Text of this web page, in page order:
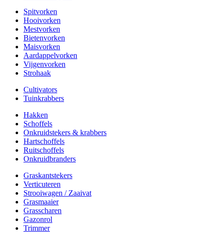
Spitvorken
Hooivorken
Mestvorken
Bietenvorken
Maisvorken
Aardappelvorken
Vijgenvorken
Strohaak
Cultivators
Tuinkrabbers
Hakken
Schoffels
Onkruidstekers & krabbers
Hartschoffels
Ruitschoffels
Onkruidbranders
Graskantstekers
Verticuteren
Strooiwagen / Zaaivat
Grasmaaier
Grasscharen
Gazonrol
Trimmer